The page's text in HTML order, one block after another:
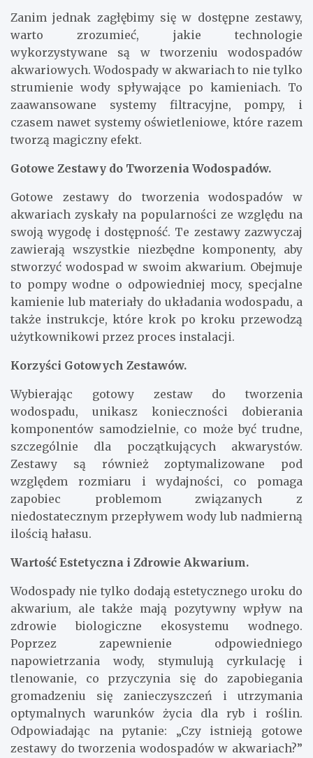
Zanim jednak zagłębimy się w dostępne zestawy,
warto zrozumieć, jakie technologie
wykorzystywane są w tworzeniu wodospadów
akwariowych. Wodospady w akwariach to nie tylko
strumienie wody spływające po kamieniach. To
zaawansowane systemy filtracyjne, pompy, i
czasem nawet systemy oświetleniowe, które razem
tworzą magiczny efekt.
Gotowe Zestawy do Tworzenia Wodospadów.
Gotowe zestawy do tworzenia wodospadów w
akwariach zyskały na popularności ze względu na
swoją wygodę i dostępność. Te zestawy zazwyczaj
zawierają wszystkie niezbędne komponenty, aby
stworzyć wodospad w swoim akwarium. Obejmuje
to pompy wodne o odpowiedniej mocy, specjalne
kamienie lub materiały do układania wodospadu, a
także instrukcje, które krok po kroku przewodzą
użytkownikowi przez proces instalacji.
Korzyści Gotowych Zestawów.
Wybierając gotowy zestaw do tworzenia
wodospadu, unikasz konieczności dobierania
komponentów samodzielnie, co może być trudne,
szczególnie dla początkujących akwarystów.
Zestawy są również zoptymalizowane pod
względem rozmiaru i wydajności, co pomaga
zapobiec problemom związanych z
niedostatecznym przepływem wody lub nadmierną
ilością hałasu.
Wartość Estetyczna i Zdrowie Akwarium.
Wodospady nie tylko dodają estetycznego uroku do
akwarium, ale także mają pozytywny wpływ na
zdrowie biologiczne ekosystemu wodnego.
Poprzez zapewnienie odpowiedniego
napowietrzania wody, stymulują cyrkulację i
tlenowanie, co przyczynia się do zapobiegania
gromadzeniu się zanieczyszczeń i utrzymania
optymalnych warunków życia dla ryb i roślin.
Odpowiadając na pytanie: „Czy istnieją gotowe
zestawy do tworzenia wodospadów w akwariach?”